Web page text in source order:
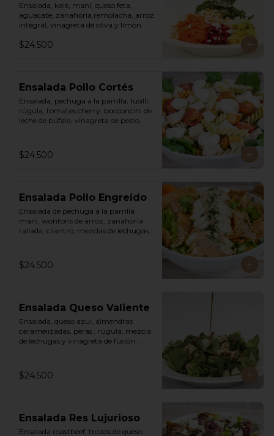
Ensalada, kale, maní, queso feta,
aguacate, zanahoria,remolacha, arroz
integral, vinagreta de oliva y limón.
$24.500
Ensalada Pollo Cortés
Ensalada, pechuga a la parrilla, fusilli,
rúgula, tomates cherry. bocconcini de
leche de búfala, vinagreta de pesto.
$24.500
Ensalada Pollo Engreído
Ensalada de pechuga a la parrilla
maní, wontons de arroz, zanahoria
rallada, cilantro, mezclas de lechugas,
$24.500
Ensalada Queso Valiente
Ensalada, queso azul, almendras
caramelizadas, peras , rúgula, mezcla
de lechugas y vinagreta de fusión
$24.500
Ensalada Res Lujurioso
Ensalada roastbeef, trozos de queso